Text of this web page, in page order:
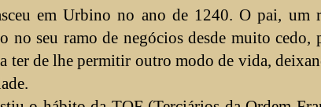
em Urbino no ano de 1240. O pai, um
no seu ramo de negócios desde muito cedo,
ter de lhe permitir outro modo de vida,